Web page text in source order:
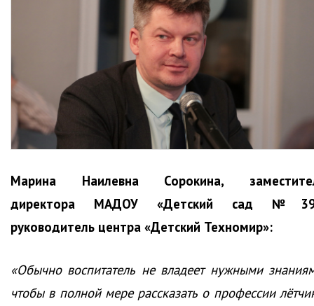
Марина Наилевна Сорокина,
директора МАДОУ «Детский сад
руководитель центра «Детский Техномир»:
«Обычно воспитатель не владеет нужными
чтобы в полной мере рассказать о профессии